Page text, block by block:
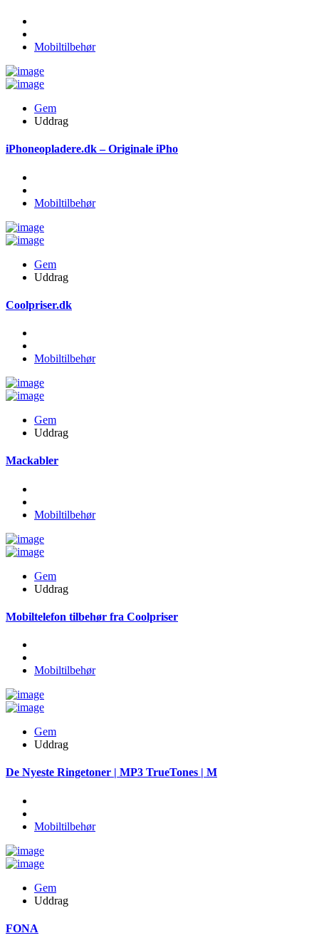
Mobiltilbehør
Gem
Uddrag
iPhoneopladere.dk – Originale iPho
Mobiltilbehør
Gem
Uddrag
Coolpriser.dk
Mobiltilbehør
Gem
Uddrag
Mackabler
Mobiltilbehør
Gem
Uddrag
Mobiltelefon tilbehør fra Coolpriser
Mobiltilbehør
Gem
Uddrag
De Nyeste Ringetoner | MP3 TrueTones | M
Mobiltilbehør
Gem
Uddrag
FONA